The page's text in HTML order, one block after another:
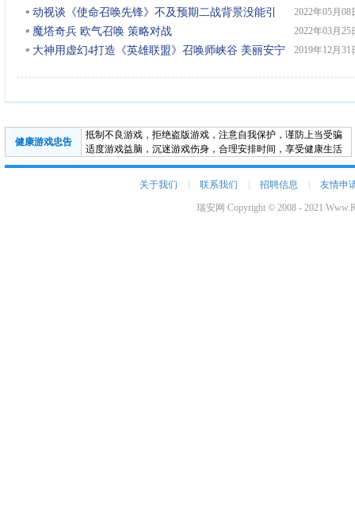
你枪枪爆头
动视谈《使命召唤先锋》不及预期二战背景没能引
起玩家共鸣
2022年05月08
魔塔奇兵 欧气召唤 策略对战 2022年03月25
大神用虚幻4打造《英雄联盟》召唤师峡谷 美丽安宁
2019年12月31
健康游戏忠告
抵制不良游戏，拒绝盗版游戏，注意自我保护，谨防上当受骗
适度游戏益脑，沉迷游戏伤身，合理安排时间，享受健康生活
关于我们 联系我们 招聘信息 友情申
瑞安网 Copyright © 2008 - 2021